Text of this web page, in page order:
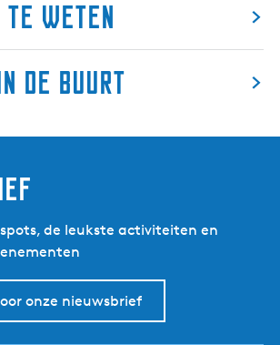
te weten
de buurt
de leukste activiteiten en
onze nieuwsbrief